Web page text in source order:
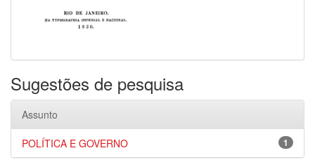
Sugestões de pesquisa
Assunto
1
POLÍTICA E GOVERNO